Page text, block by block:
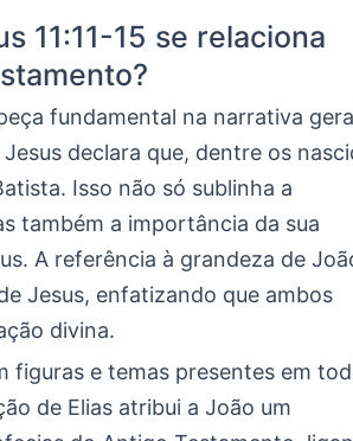
11:11-15 se relaciona
fundamental na narrativa
declara que, dentre os
Isso não só sublinha a
também a importância da sua
A referência à grandeza de
Jesus, enfatizando que ambos
divina.
figuras e temas presentes em
de Elias atribui a João um